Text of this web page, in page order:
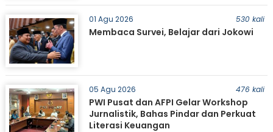
01 Agu 2026 530 kali
Membaca Survei, Belajar dari Jokowi
05 Agu 2026 476 kali
PWI Pusat dan AFPI Gelar Workshop
Jurnalistik, Bahas Pindar dan Perkuat
Literasi Keuangan